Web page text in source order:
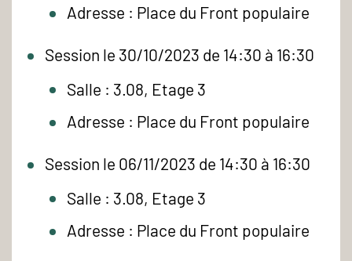
Adresse : Place du Front populaire
Session le 30/10/2023 de 14:30 à 16:30
Salle : 3.08, Etage 3
Adresse : Place du Front populaire
Session le 06/11/2023 de 14:30 à 16:30
Salle : 3.08, Etage 3
Adresse : Place du Front populaire